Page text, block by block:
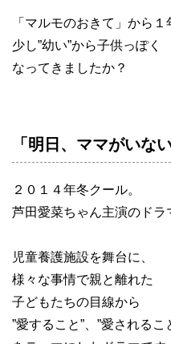
「マルモのおきて」から１
少し”幼い”から子供っぽく
なってきましたか？
「明日、ママがいな
２０１４年冬クール。
芦田愛菜ちゃん主演のドラ
児童養護施設を舞台に、
様々な事情で親と離れた
子どもたちの目線から
”愛すること”、”愛されるこ